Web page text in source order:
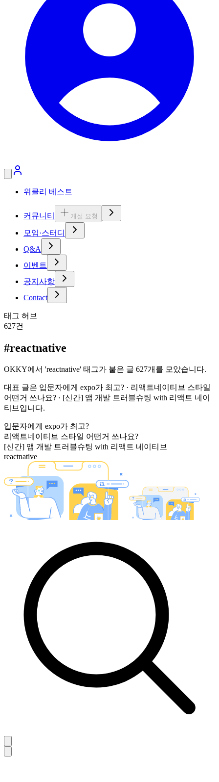
위클리 베스트
커뮤니티 개설 요청
모임·스터디
Q&A
이벤트
공지사항
Contact
태그 허브
627건
#reactnative
OKKY에서 'reactnative' 태그가 붙은 글 627개를 모았습니다.
대표 글은 입문자에게 expo가 최고? · 리액트네이티브 스타일
어떤거 쓰나요? · [신간] 앱 개발 트러블슈팅 with 리액트 네이
티브입니다.
입문자에게 expo가 최고?
리액트네이티브 스타일 어떤거 쓰나요?
[신간] 앱 개발 트러블슈팅 with 리액트 네이티브
reactnative